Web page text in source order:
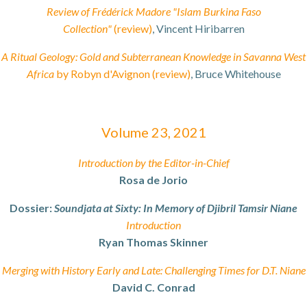
Review of Frédérick Madore "Islam Burkina Faso
Collection"(review), Vincent Hiribarren
A Ritual Geology: Gold and Subterranean Knowledge in Savanna West
Africaby Robyn d'Avignon (review), Bruce Whitehouse
Volume 23, 2021
Introduction by the Editor-in-Chief
Rosa de Jorio
Dossier:Soundjata at Sixty: In Memory of Djibril Tamsir Niane
Introduction
Ryan Thomas Skinner
Merging with History Early and Late: Challenging Times for D.T. Niane
David C. Conrad